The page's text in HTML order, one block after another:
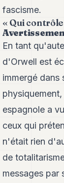
fascisme.
« Qui
En tant
d'Orwell est
immergé dans
espagnole a
ceux qui
n'était rien
de
messages par